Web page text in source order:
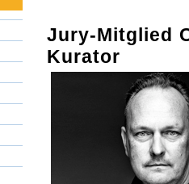
Jury-Mitglied
Kurator